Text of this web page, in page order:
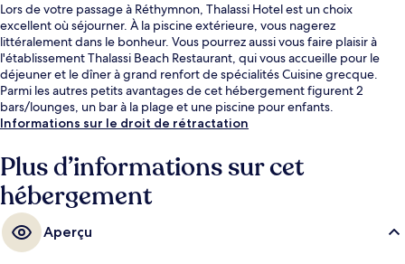
Lors de votre passage à Réthymnon, Thalassi Hotel est un choix
excellent où séjourner. À la piscine extérieure, vous nagerez
littéralement dans le bonheur. Vous pourrez aussi vous faire plaisir à
l'établissement Thalassi Beach Restaurant, qui vous accueille pour le
déjeuner et le dîner à grand renfort de spécialités Cuisine grecque.
Parmi les autres petits avantages de cet hébergement figurent 2
bars/lounges, un bar à la plage et une piscine pour enfants.
Informations sur le droit de rétractation
Plus d’informations sur cet
hébergement
Aperçu